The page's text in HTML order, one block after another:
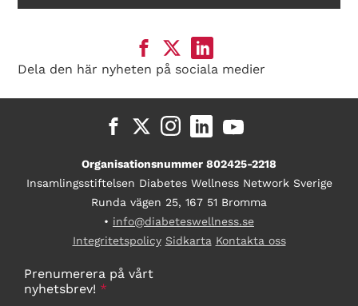
Dela den här nyheten på sociala medier
Organisationsnummer 802425-2218
Insamlingsstiftelsen Diabetes Wellness Network Sverige
Runda vägen 25, 167 51 Bromma
• info@diabeteswellness.se
Integritetspolicy Sidkarta Kontakta oss
Prenumerera på vårt
nyhetsbrev! *